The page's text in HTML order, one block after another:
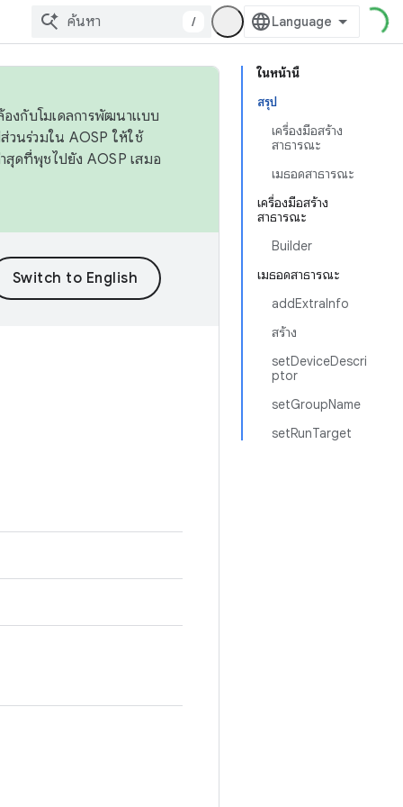
/
ในหน้านี้
สรุป
เครื่องมือสร้าง
สาธารณะ
เมธอดสาธารณะ
เครื่องมือสร้าง
สาธารณะ
Builder
เมธอดสาธารณะ
addExtraInfo
สร้าง
setDeviceDescri
ptor
setGroupName
setRunTarget
องกับโมเดลการพัฒนาแบบ
วนร่วมใน AOSP ให้ใช้
สุดที่พุชไปยัง AOSP เสมอ